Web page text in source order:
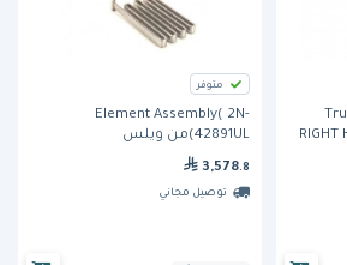
RIGHT
متوفر
Element Assembly( 2N-
42891UL)من ويلس
3,578.8
توصيل مجاني